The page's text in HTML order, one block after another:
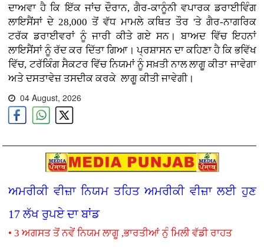
ਦਾਅਵਾ ਹੈ ਕਿ ਇੱਕ ਜਾਂਚ ਦੌਰਾਨ, ਗੈਰ-ਕਾਨੂੰਨੀ ਵਪਾਰਕ ਡਰਾਈਵਿੰਗ
ਲਾਇਸੈਂਸਾਂ ਦੇ 28,000 ਤੋਂ ਵੱਧ ਮਾਮਲੇ ਕਥਿਤ ਤੌਰ 'ਤੇ ਗੈਰ-ਨਾਗਰਿਕ
ਟਰੱਕ ਡਰਾਈਵਰਾਂ ਨੂੰ ਜਾਰੀ ਕੀਤੇ ਗਏ ਸਨ। ਬਾਅਦ ਵਿੱਚ ਇਹਨਾਂ
ਲਾਇਸੈਂਸਾਂ ਨੂੰ ਰੱਦ ਕਰ ਦਿੱਤਾ ਗਿਆ। ਪ੍ਰਸ਼ਾਸਨ ਦਾ ਕਹਿਣਾ ਹੈ ਕਿ ਭਵਿੱਖ
ਵਿੱਚ, ਟਰੱਕਿੰਗ ਸੈਕਟਰ ਵਿੱਚ ਨਿਯਮਾਂ ਨੂੰ ਸਖ਼ਤੀ ਨਾਲ ਲਾਗੂ ਕੀਤਾ ਜਾਵੇਗਾ
ਅਤੇ ਦਸਤਾਵੇਜ਼ ਤਸਦੀਕ ਕਰਕੇ ਲਾਗੂ ਕੀਤੀ ਜਾਵੇਗੀ।
04 August, 2026
ਅਮਰੀਕੀ ਵੀਜ਼ਾ ਨਿਯਮ ਤਹਿਤ ਅਮਰੀਕੀ ਵੀਜ਼ਾ ਲਈ ਹੁਣ
17 ਲੱਖ ਰੁਪਏ ਦਾ ਬਾਂਡ
• 3 ਅਗਸਤ ਤੋਂ ਨਵੇਂ ਨਿਯਮ ਲਾਗੂ ,ਭਾਰਤੀਆਂ ਨੁੰ ਮਿਲੀ ਵੱਡੀ ਰਾਹਤ